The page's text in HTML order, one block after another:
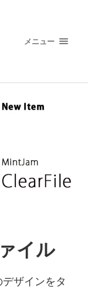
メニュー
イル
ザインをタ